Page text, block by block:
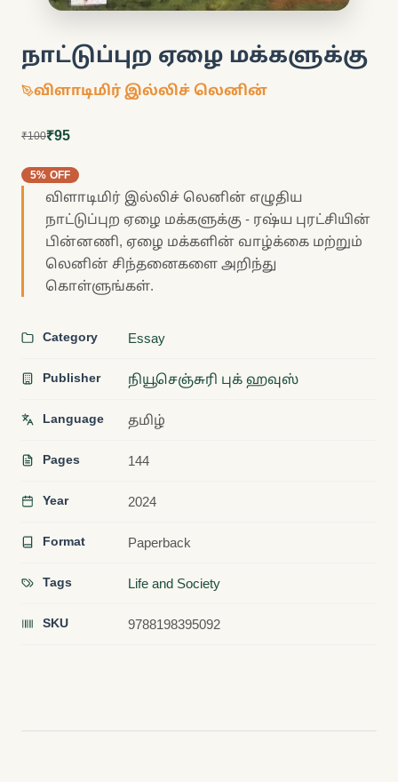
நாட்டுப்புற ஏழை மக்களுக்கு
விளாடிமிர் இல்லிச் லெனின்
₹100₹95
5% OFF
விளாடிமிர் இல்லிச் லெனின் எழுதிய
நாட்டுப்புற ஏழை மக்களுக்கு - ரஷ்ய புரட்சியின்
பின்னணி, ஏழை மக்களின் வாழ்க்கை மற்றும்
லெனின் சிந்தனைகளை அறிந்து
கொள்ளுங்கள்.
Category Essay
Publisher நியூசெஞ்சுரி புக் ஹவுஸ்
Language தமிழ்
Pages 144
Year 2024
Format Paperback
Tags Life and Society
SKU 9788198395092